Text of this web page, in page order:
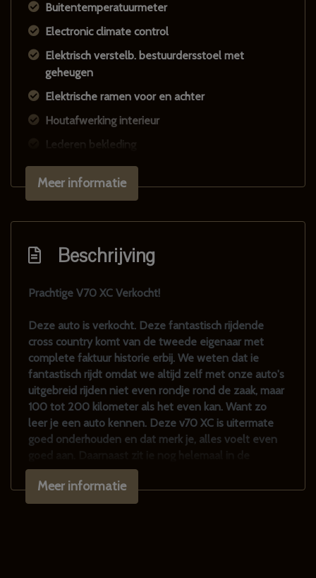
Buitentemperatuurmeter
Electronic climate control
Elektrisch verstelb. bestuurdersstoel met
geheugen
Elektrische ramen voor en achter
Houtafwerking interieur
Lederen bekleding
Lendesteun(en) verstelbaar
Stuur verstelbaar
Stuurbekrachtiging
Voorstoel(en) elektrisch verstelbaar
Voorstoelen verwarmd
Exterieur
Achterruitwisser
Buitenspiegels elektrisch verstel- en
Buitenspiegels in carrosseriekleur
Meer informatie
Beschrijving
Prachtige V70 XC Verkocht!
Deze auto is verkocht. Deze fantastisch rijdende
cross country komt van de tweede eigenaar met
complete faktuur historie erbij. We weten dat ie
fantastisch rijdt omdat we altijd zelf met onze auto's
uitgebreid rijden niet even rondje rond de zaak, maar
100 tot 200 kilometer als het even kan. Want zo
leer je een auto kennen. Deze v70 XC is uitermate
goed onderhouden en dat merk je, alles voelt even
originele lak. Voorzien van nieuwe Michelin banden
rondom, nieuwe bougies en apk. Alles functioneert
zoals het hoort en onze bumpers blijven wel voor
Meer informatie